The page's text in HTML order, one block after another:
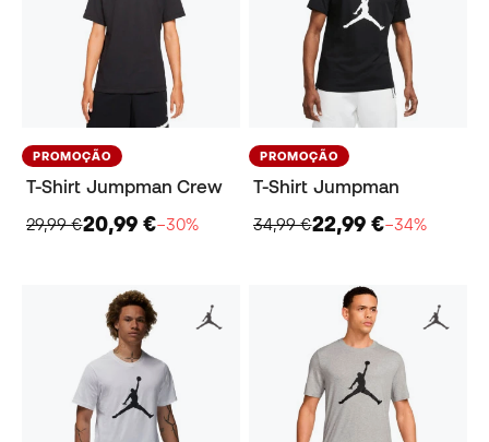
PROMOÇÃO
T-Shirt Jumpman Crew
29,99 €20,99 €−30%
PROMOÇÃO
T-Shirt Jumpman
34,99 €22,99 €−34%